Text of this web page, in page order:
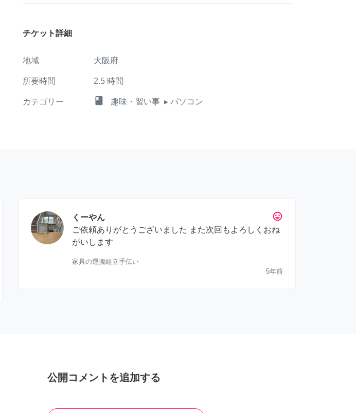
チケット詳細
地域 大阪府
所要時間 2.5 時間
カテゴリー class 趣味・習い事 ▸ パソコン
tag_faces
くーやん
ご依頼ありがとうございました また次回もよろしくおね
がいします
家具の運搬組立手伝い
5年前
公開コメントを追加する